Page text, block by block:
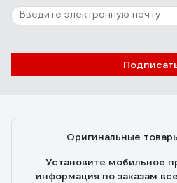
Оригинальные
Установите мобильное
информация по заказам